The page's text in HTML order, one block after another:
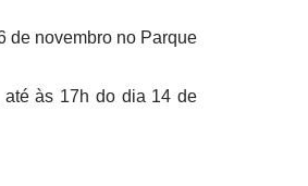
de novembro no Parque
até às 17h do dia 14 de